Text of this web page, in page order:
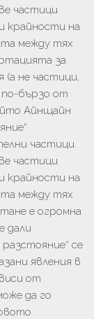
частици
крайности на
между тях
за
(а не частици,
бързо от
Айнщайн
частици.
частици
крайности на
между тях
е огромна
дали
се
явления в
от
да го